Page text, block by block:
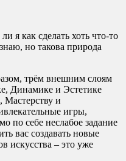
я как сделать хоть что-то
но такова природа
трём внешним слоям
Динамике и Эстетике
Мастерству и
игры,
по себе неслабое задание
вас создавать новые
искусства – это уже